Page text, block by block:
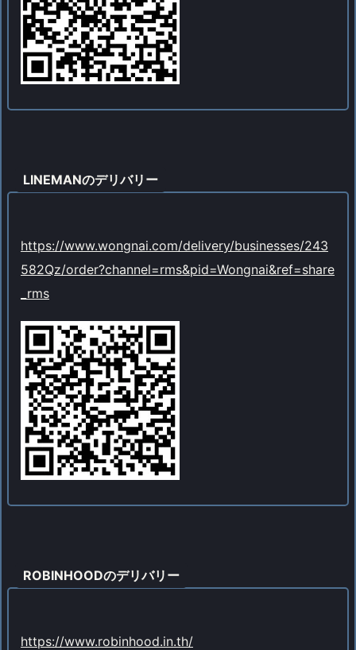
LINEMANのデリバリー
https://www.wongnai.com/delivery/businesses/243
582Qz/order?channel=rms&pid=Wongnai&ref=share
_rms
ROBINHOODのデリバリー
https://www.robinhood.in.th/